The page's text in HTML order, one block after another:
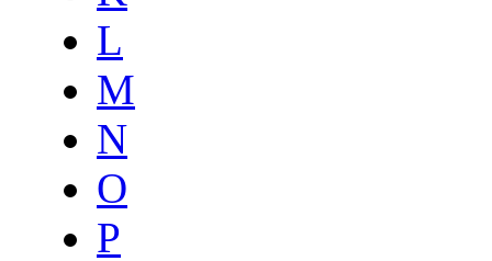
L
M
N
O
P